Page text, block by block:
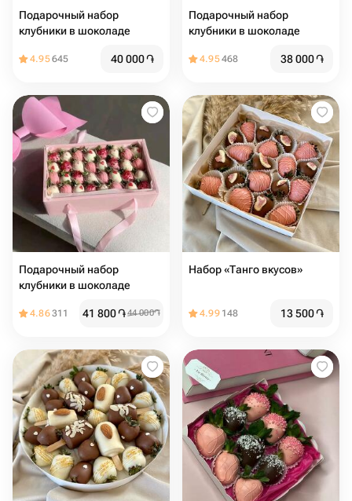
Подарочный набор
клубники в шоколаде
4.95645 40 000֏
Подарочный набор
клубники в шоколаде
4.95468 38 000֏
Подарочный набор
клубники в шоколаде
4.86311 41 800֏44 000֏
Набор «Танго вкусов»
4.99 148 13 500֏